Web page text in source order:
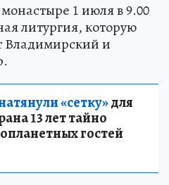
1 июля в 9.00
литургия, которую
Владимирский и
«сетку»для
13 лет тайно
гостей